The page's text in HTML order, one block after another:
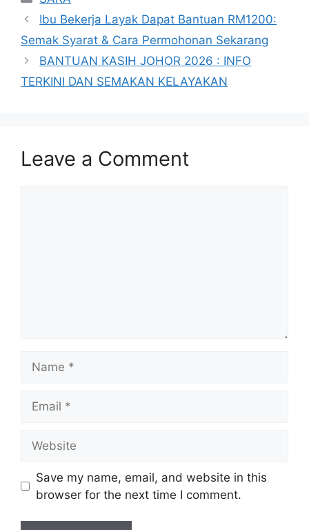
Ibu Bekerja Layak Dapat Bantuan RM1200:
Semak Syarat & Cara Permohonan Sekarang
BANTUAN KASIH JOHOR 2026 : INFO
TERKINI DAN SEMAKAN KELAYAKAN
Leave a Comment
Save my name, email, and website in this
browser for the next time I comment.